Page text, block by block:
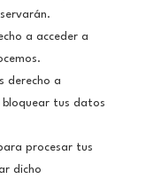
a acceder a
derecho a
tus datos
procesar tus
dicho